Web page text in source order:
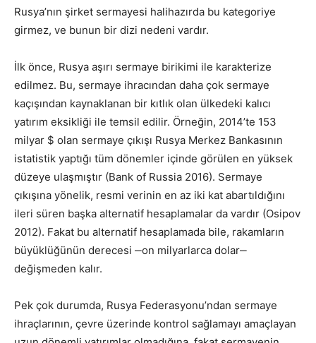
Rusya’nın şirket sermayesi halihazırda bu kategoriye
girmez, ve bunun bir dizi nedeni vardır.
İlk önce, Rusya aşırı sermaye birikimi ile karakterize
edilmez. Bu, sermaye ihracından daha çok sermaye
kaçışından kaynaklanan bir kıtlık olan ülkedeki kalıcı
yatırım eksikliği ile temsil edilir. Örneğin, 2014’te 153
milyar $ olan sermaye çıkışı Rusya Merkez Bankasının
istatistik yaptığı tüm dönemler içinde görülen en yüksek
düzeye ulaşmıştır (Bank of Russia 2016). Sermaye
çıkışına yönelik, resmi verinin en az iki kat abartıldığını
ileri süren başka alternatif hesaplamalar da vardır (Osipov
2012). Fakat bu alternatif hesaplamada bile, rakamların
büyüklüğünün derecesi ‒on milyarlarca dolar‒
değişmeden kalır.
Pek çok durumda, Rusya Federasyonu’ndan sermaye
ihraçlarının, çevre üzerinde kontrol sağlamayı amaçlayan